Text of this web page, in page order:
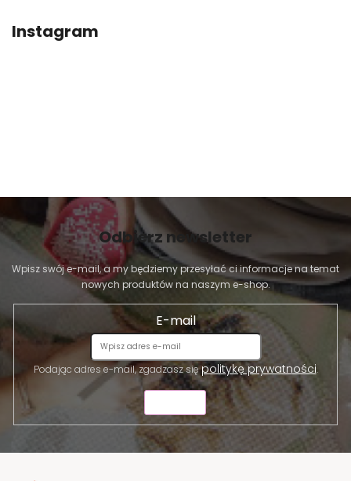
Instagram
Odbierz newsletter
Wpisz swój e-mail, a my będziemy przesyłać ci informacje na temat
nowych produktów na naszym e-shop.
E-mail
Podając adres e-mail, zgadzasz siępolitykę prywatności.